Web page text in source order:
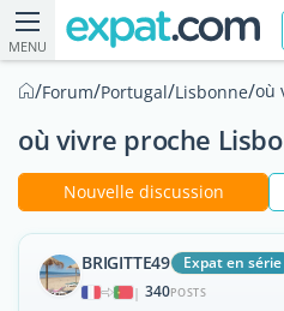
MENU
/Forum/Portugal/Lisbonne/où
où vivre proche
Nouvelle discussion
BRIGITTE49 Expat en série
| 340POSTS